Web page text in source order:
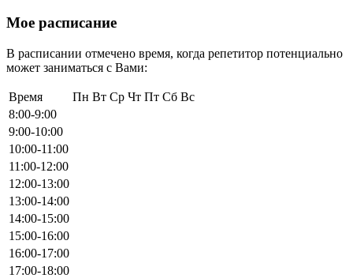
Мое расписание
В расписании отмечено время, когда репетитор потенциально
может заниматься с Вами:
Время Пн Вт Ср Чт Пт Сб Вс
8:00-9:00
9:00-10:00
10:00-11:00
11:00-12:00
12:00-13:00
13:00-14:00
14:00-15:00
15:00-16:00
16:00-17:00
17:00-18:00